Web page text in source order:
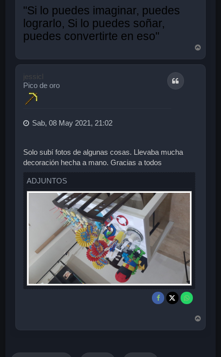
"Si lo puedes imaginar, puedes
lograrlo, Si lo puedes soñar,
puedes convertirte en eso"
r
jessicl
Pico de oro
Citar
Sab, 08 May 2021, 21:02
Solo subí fotos de algunas cosas. Llevaba mucha
decoración hecha a mano. Gracias a todos
ADJUNTOS